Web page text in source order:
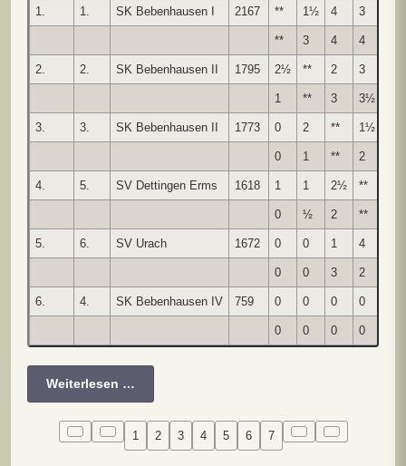
1. 1. SK Bebenhausen I 2167 ** 1½ 4 3
** 3 4 4
2. 2. SK Bebenhausen II 1795 2½ ** 2 3
1 ** 3 3½
3. 3. SK Bebenhausen II 1773 0 2 ** 1½
0 1 ** 2
4. 5. SV Dettingen Erms 1618 1 1 2½ **
0 ½ 2 **
5. 6. SV Urach 1672 0 0 1 4
0 0 3 2
6. 4. SK Bebenhausen IV 759 0 0 0 0
0 0 0 0
Weiterlesen …
1 2 3 4 5 6 7